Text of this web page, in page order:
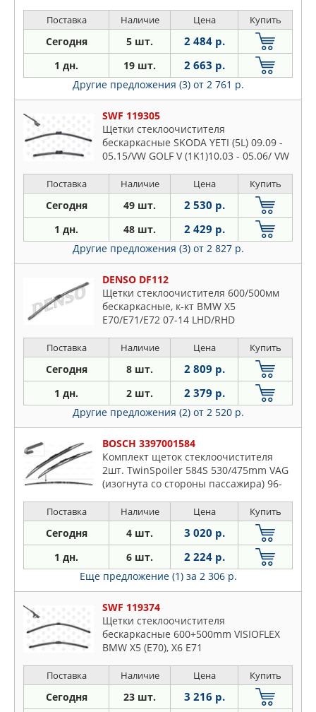
Поставка Наличие Цена Купить
Сегодня 5 шт. 2 484 р.
1 дн. 19 шт. 2 663 р.
Другие предложения (3) от 2 761 р.
SWF 119305
Щетки стеклоочистителя
бескаркасные SKODA YETI (5L) 09.09 -
05.15/VW GOLF V (1K1)10.03 - 05.06/ VW
(3C2) 08.05 - 07.10
Поставка Наличие Цена Купить
Сегодня 49 шт. 2 530 р.
1 дн. 48 шт. 2 429 р.
Другие предложения (3) от 2 827 р.
DENSO DF112
Щетки стеклоочистителя 600/500мм
бескаркасные, к-кт BMW X5
E70/E71/E72 07-14 LHD/RHD
Поставка Наличие Цена Купить
Сегодня 8 шт. 2 809 р.
1 дн. 2 шт. 2 379 р.
Другие предложения (2) от 2 520 р.
BOSCH 3397001584
Комплект щеток стеклоочистителя
2шт. TwinSpoiler 584S 530/475mm VAG
(изогнута со стороны пассажира) 96-
Поставка Наличие Цена Купить
Сегодня 4 шт. 3 020 р.
1 дн. 6 шт. 2 224 р.
Еще предложение (1) за 2 306 р.
SWF 119374
Щетки стеклоочистителя
бескаркасные 600+500mm VISIOFLEX
BMW X5 (E70), X6 E71
Поставка Наличие Цена Купить
Сегодня 23 шт. 3 216 р.